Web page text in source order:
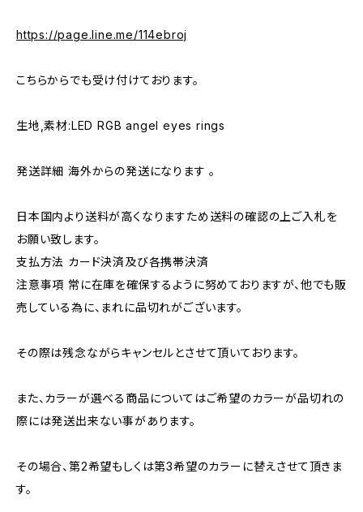
https://page.line.me/114ebroj
こちらからでも受け付けております。
生地,素材:LED RGB angel eyes rings
発送詳細 海外からの発送になります 。
日本国内より送料が高くなりますため送料の確認の上ご入札を
お願い致します。
支払方法 カード決済及び各携帯決済
注意事項 常に在庫を確保するように努めておりますが、他でも販
売している為に、まれに品切れがございます。
その際は残念ながらキャンセルとさせて頂いております。
また、カラーが選べる商品についてはご希望のカラーが品切れの
際には発送出来ない事があります。
その場合、第2希望もしくは第3希望のカラーに替えさせて頂きま
す。